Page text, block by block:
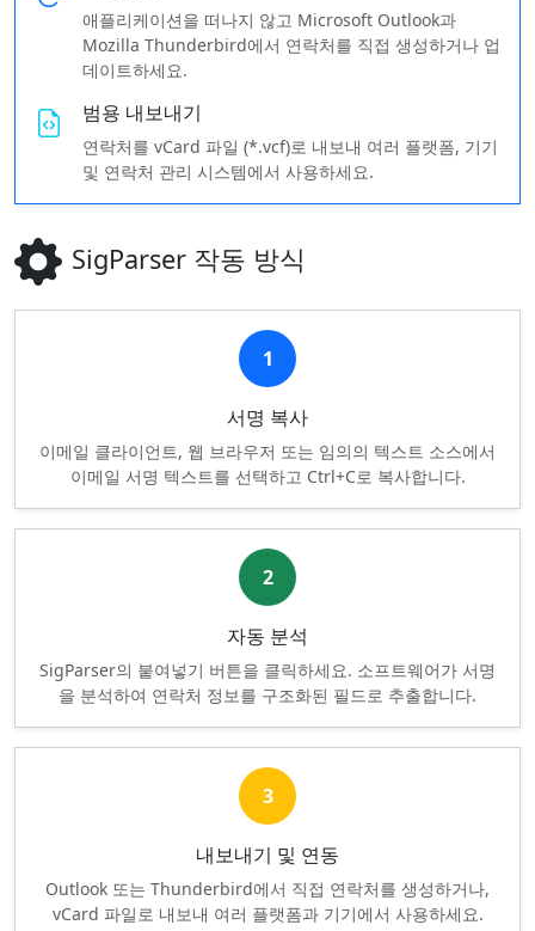
애플리케이션을 떠나지 않고 Microsoft Outlook과
Mozilla Thunderbird에서 연락처를 직접 생성하거나 업
데이트하세요.
범용 내보내기
연락처를 vCard 파일 (*.vcf)로 내보내 여러 플랫폼, 기기
및 연락처 관리 시스템에서 사용하세요.
SigParser 작동 방식
1
서명 복사
이메일 클라이언트, 웹 브라우저 또는 임의의 텍스트 소스에서
이메일 서명 텍스트를 선택하고 Ctrl+C로 복사합니다.
2
자동 분석
SigParser의 붙여넣기 버튼을 클릭하세요. 소프트웨어가 서명
을 분석하여 연락처 정보를 구조화된 필드로 추출합니다.
3
내보내기 및 연동
Outlook 또는 Thunderbird에서 직접 연락처를 생성하거나,
vCard 파일로 내보내 여러 플랫폼과 기기에서 사용하세요.